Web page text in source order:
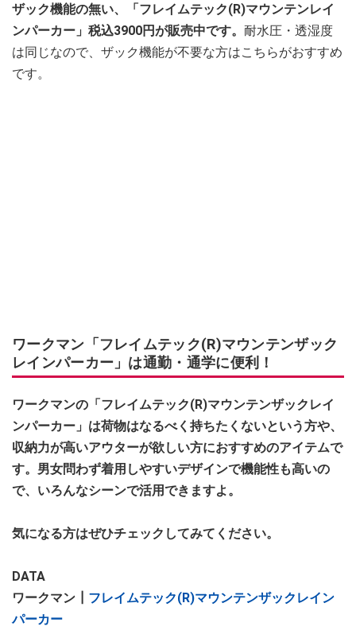
ザック機能の無い、「フレイムテック(R)マウンテンレイ
ンパーカー」税込3900円が販売中です。 耐水圧・透湿度
は同じなので、ザック機能が不要な方はこちらがおすすめ
です。
ワークマン「フレイムテック(R)マウンテンザック
レインパーカー」は通勤・通学に便利！
ワークマンの「フレイムテック(R)マウンテンザックレイ
ンパーカー」は荷物はなるべく持ちたくないという方や、
収納力が高いアウターが欲しい方におすすめのアイテムで
す。男女問わず着用しやすいデザインで機能性も高いの
で、いろんなシーンで活用できますよ。
気になる方はぜひチェックしてみてください。
DATA
ワークマン┃ フレイムテック(R)マウンテンザックレイン
パーカー